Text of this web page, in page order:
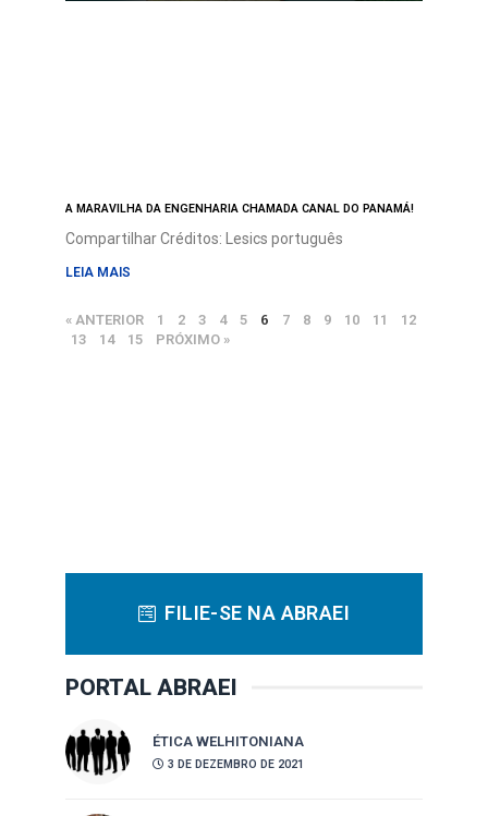
A MARAVILHA DA ENGENHARIA CHAMADA CANAL DO PANAMÁ!
Compartilhar Créditos: Lesics português
LEIA MAIS
« ANTERIOR 1 2 3 4 5 6 7 8 9 10 11
12
13
14 15 PRÓXIMO »
FILIE-SE NA ABRAEI
PORTAL ABRAEI
ÉTICA WELHITONIANA
3 DE DEZEMBRO DE 2021